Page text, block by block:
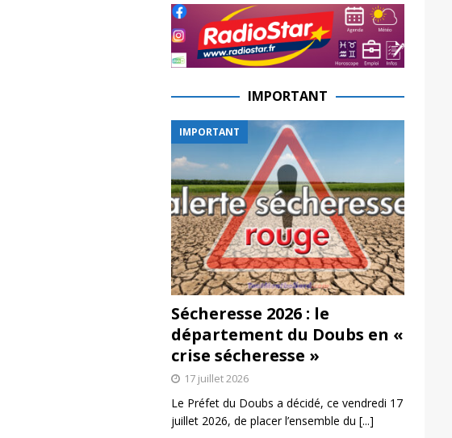
IMPORTANT
IMPORTANT
Sécheresse 2026 : le
département du Doubs en «
crise sécheresse »
17 juillet 2026
Le Préfet du Doubs a décidé, ce vendredi 17
juillet 2026, de placer l’ensemble du [...]